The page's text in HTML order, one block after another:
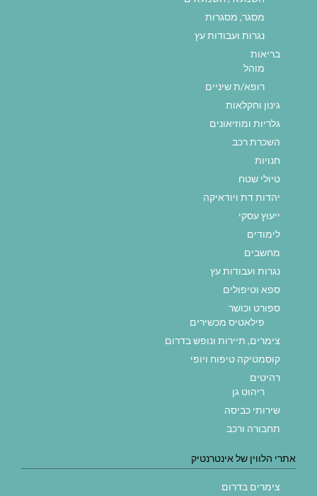
מסגר, מסגרות
נגרות ועבודות עץ
בריאות
מוהל
רופא/ת שיניים
גינון וחקלאות
גלריות ומוזיאונים
השכרת רכב
חנויות
טיולי שטח
יהדות דת ויודאיקה
ייעוץ עסקי
לימודים
מחשבים
נגרות ועבודות עץ
ספא וטיפולים
ספורט וכושר
פילאטיס מכשירים
צימרים, תיירות ונופש בדרום
קוסמטיקה טיפוח ויופי
רהיטים
ריהוט גן
שירותי כביסה
תחבורה ורכב
אתרי הלווין של אינטרנטיק
צימרים בדרום